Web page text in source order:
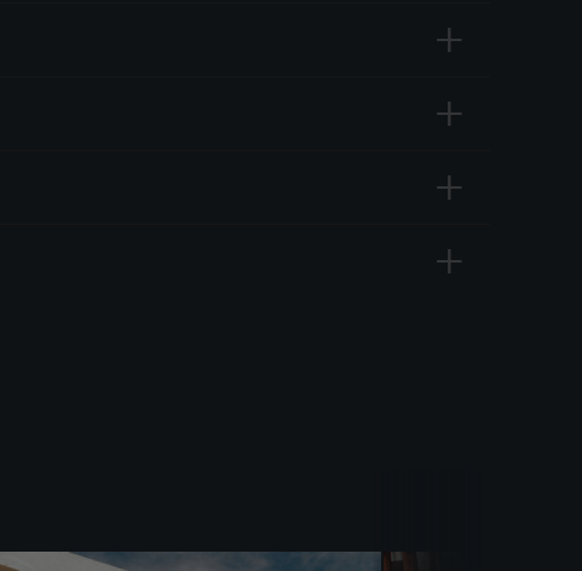
+
+
+
+